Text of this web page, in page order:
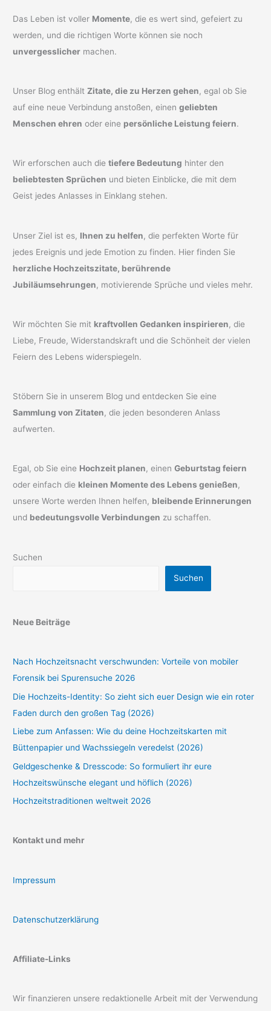
Das Leben ist voller Momente, die es wert sind, gefeiert zu
werden, und die richtigen Worte können sie noch
unvergesslicher machen.
Unser Blog enthältZitate, die zu Herzen gehen, egal ob Sie
auf eine neue Verbindung anstoßen, einengeliebten
Menschen ehren oder eine persönliche Leistung feiern.
Wir erforschen auch dietiefere Bedeutung hinter den
beliebtesten Sprüchen und bieten Einblicke, die mit dem
Geist jedes Anlasses in Einklang stehen.
Unser Ziel ist es, Ihnen zu helfen, die perfekten Worte für
jedes Ereignis und jede Emotion zu finden. Hier finden Sie
herzliche Hochzeitszitate, berührende
Jubiläumsehrungen, motivierende Sprüche und vieles mehr.
Wir möchten Sie mit kraftvollen Gedanken inspirieren, die
Liebe, Freude, Widerstandskraft und die Schönheit der vielen
Feiern des Lebens widerspiegeln.
Stöbern Sie in unserem Blog und entdecken Sie eine
Sammlung von Zitaten, die jeden besonderen Anlass
aufwerten.
Egal, ob Sie eine Hochzeit planen, einenGeburtstag feiern
oder einfach die kleinen Momente des Lebens genießen,
unsere Worte werden Ihnen helfen, bleibende Erinnerungen
und bedeutungsvolle Verbindungen zu schaffen.
Suchen
Suchen
Neue Beiträge
Nach Hochzeitsnacht verschwunden: Vorteile von mobiler
Forensik bei Spurensuche 2026
Die Hochzeits-Identity: So zieht sich euer Design wie ein roter
Faden durch den großen Tag (2026)
Liebe zum Anfassen: Wie du deine Hochzeitskarten mit
Büttenpapier und Wachssiegeln veredelst (2026)
Geldgeschenke & Dresscode: So formuliert ihr eure
Hochzeitswünsche elegant und höflich (2026)
Hochzeitstraditionen weltweit 2026
Kontakt und mehr
Impressum
Datenschutzerklärung
Affiliate-Links
Wir finanzieren unsere redaktionelle Arbeit mit der Verwendung